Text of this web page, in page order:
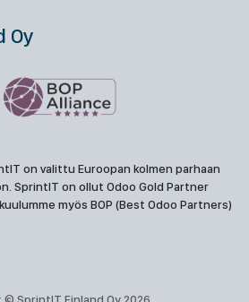
Oy
on valittu Euroopan kolmen parhaan
SprintIT on ollut Odoo Gold Partner
myös BOP (Best Odoo Partners)
SprintIT Finland Oy 2026